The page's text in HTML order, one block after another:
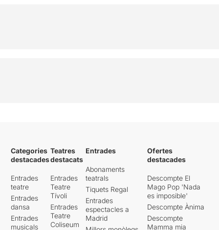
Categories
destacades
Entrades
teatre
Entrades
dansa
Entrades
musicals
Teatres
destacats
Entrades
Teatre
Tívoli
Entrades
Teatre
Coliseum
Entrades
Abonaments
teatrals
Tiquets Regal
Entrades
espectacles a
Madrid
Ofertes
destacades
Descompte El
Mago Pop 'Nada
es imposible'
Descompte Ànima
Descompte
Mamma mia